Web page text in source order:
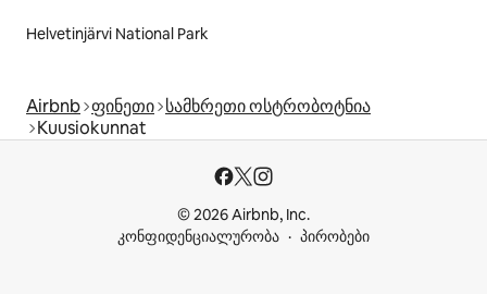
Helvetinjärvi National Park
Airbnb ფინეთი სამხრეთი ოსტრობოტნია
Kuusiokunnat
© 2026 Airbnb, Inc.
კონფიდენციალურობა
პირობები